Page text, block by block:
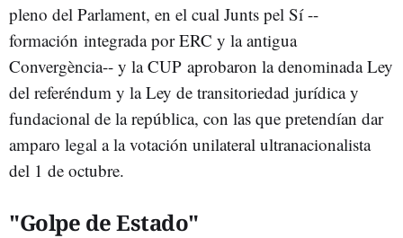
pleno del Parlament, en el cual Junts pel Sí --
formación integrada por ERC y la antigua
Convergència-- y la CUP aprobaron la denominada Ley
del referéndum y la Ley de transitoriedad jurídica y
fundacional de la república, con las que pretendían dar
amparo legal a la votación unilateral ultranacionalista
del 1 de octubre.
"Golpe de Estado"